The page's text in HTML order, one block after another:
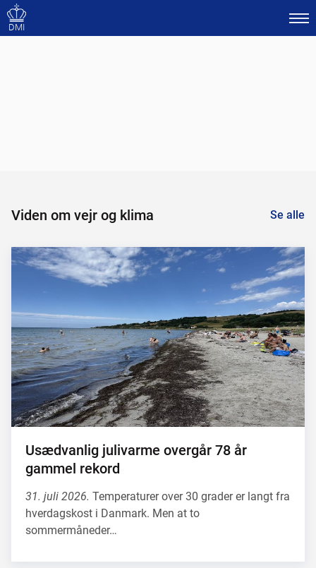
DMI
Viden om vejr og klima Se alle
Usædvanlig julivarme overgår 78 år
gammel rekord
31. juli 2026. Temperaturer over 30 grader er langt fra
hverdagskost i Danmark. Men at to
sommermåneder…